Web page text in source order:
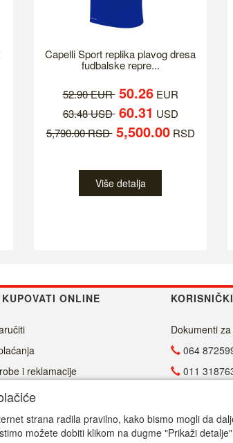
Capelli Sport replika plavog dresa
fudbalske repre...
52.90 EUR 50.26EUR
63.48 USD 60.31 USD
5,790.00 RSD 5,500.00RSD
Više detalja
ONLINE
i reklamacije
Dokumenti
064
011
Radno vreme
strana radila pravilno, kako bismo mogli da
možete dobiti klikom na dugme "Prikaži